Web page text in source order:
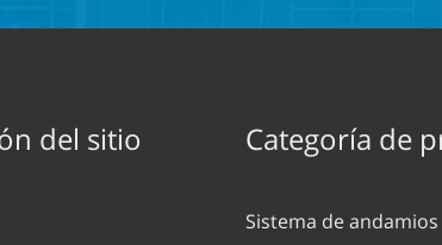
del sitio Categoría de
Sistema de andamios